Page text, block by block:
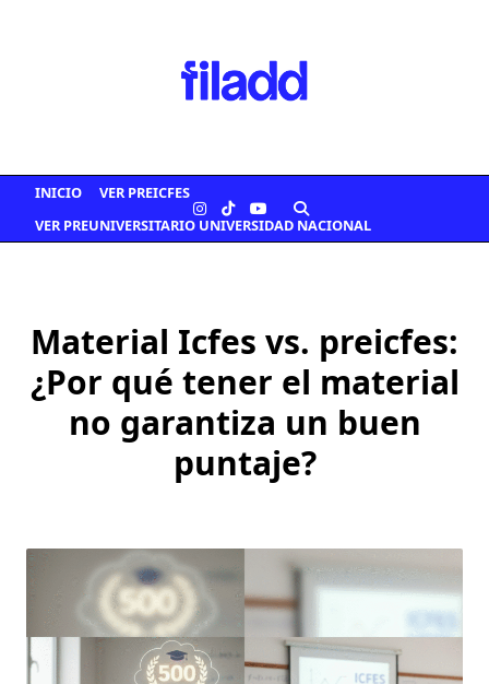
INICIO
VER PREICFES
VER PREUNIVERSITARIO UNIVERSIDAD NACIONAL
Material Icfes vs. preicfes:
¿Por qué tener el material
no garantiza un buen
puntaje?